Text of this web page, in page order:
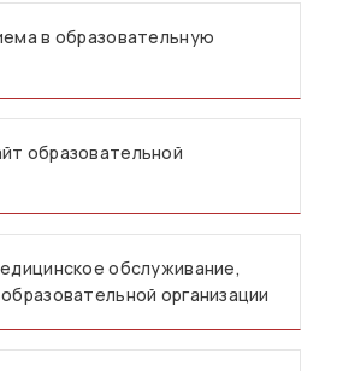
в образовательную
образовательной
обслуживание,
организации